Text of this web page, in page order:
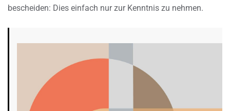
bescheiden: Dies einfach nur zur Kenntnis zu nehmen.